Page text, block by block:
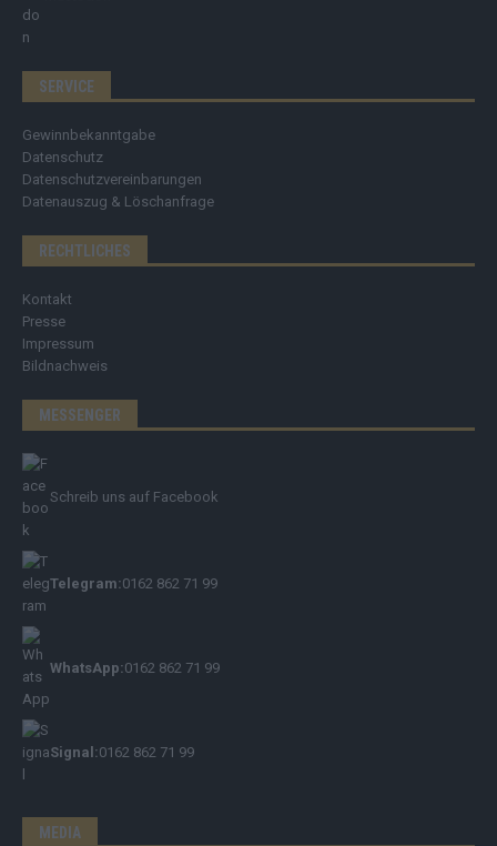
SERVICE
Gewinnbekanntgabe
Datenschutz
Datenschutzvereinbarungen
Datenauszug & Löschanfrage
RECHTLICHES
Kontakt
Presse
Impressum
Bildnachweis
MESSENGER
Schreib uns auf Facebook
Telegram:0162 862 71 99
WhatsApp:0162 862 71 99
Signal:0162 862 71 99
MEDIA